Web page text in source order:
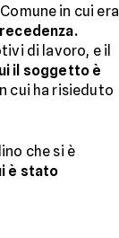
in cui era
di lavoro, e il
il soggetto è
cui ha risieduto
che si è
è stato